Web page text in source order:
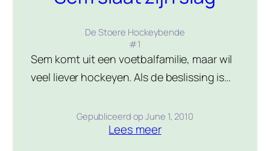
De Stoere Hockeybende
#1
Sem komt uit een voetbalfamilie, maar wil
veel liever hockeyen. Als de beslissing is
lid te worden van de hockeyclub, laat
David, Sem’s oudere broer duidelijk
Gepubliceerd opJune 1, 2010
Lees meer